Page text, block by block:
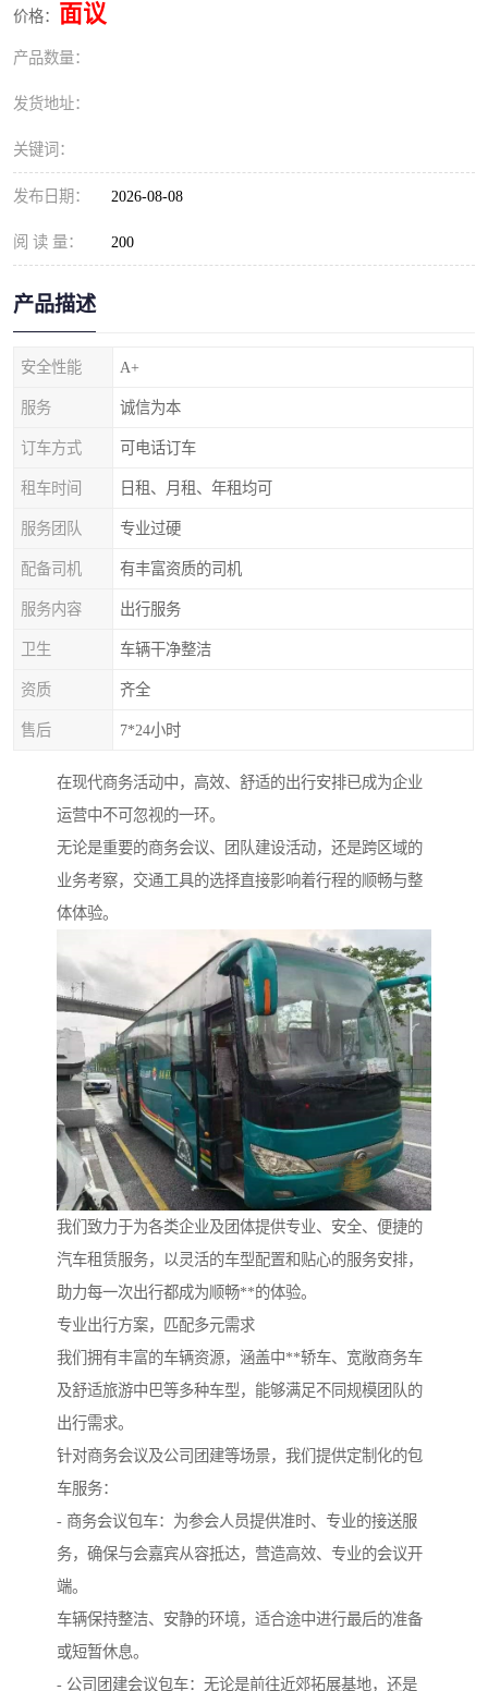
价格： 面议
产品数量：
发货地址：
关键词：
发布日期： 2026-08-08
阅 读 量： 200
产品描述
安全性能 A+
服务 诚信为本
订车方式 可电话订车
租车时间 日租、月租、年租均可
服务团队 专业过硬
配备司机 有丰富资质的司机
服务内容 出行服务
卫生 车辆干净整洁
资质 齐全
售后 7*24小时
在现代商务活动中，高效、舒适的出行安排已成为企业
运营中不可忽视的一环。
无论是重要的商务会议、团队建设活动，还是跨区域的
业务考察，交通工具的选择直接影响着行程的顺畅与整
体体验。
我们致力于为各类企业及团体提供专业、安全、便捷的
汽车租赁服务，以灵活的车型配置和贴心的服务安排，
助力每一次出行都成为顺畅**的体验。
专业出行方案，匹配多元需求
我们拥有丰富的车辆资源，涵盖中**轿车、宽敞商务车
及舒适旅游中巴等多种车型，能够满足不同规模团队的
出行需求。
针对商务会议及公司团建等场景，我们提供定制化的包
车服务：
- 商务会议包车：为参会人员提供准时、专业的接送服
务，确保与会嘉宾从容抵达，营造高效、专业的会议开
端。
车辆保持整洁、安静的环境，适合途中进行最后的准备
或短暂休息。
- 公司团建会议包车：无论是前往近郊拓展基地，还是